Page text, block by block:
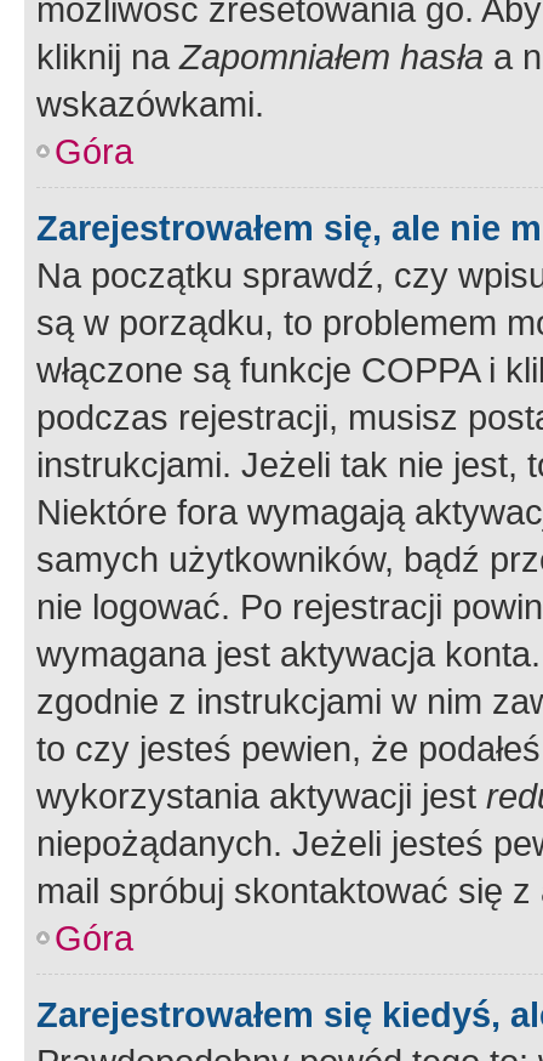
możliwość zresetowania go.
kliknij naZapomniałem hasła a
wskazówkami.
Góra
Zarejestrowałem się, ale nie
Na początku sprawdź, czy
są w porządku, to problemem
włączone są funkcje COPPA i
podczas rejestracji, musisz
instrukcjami. Jeżeli tak nie jest,
Niektóre fora wymagają
samych użytkowników, bądź
nie logować. Po rejestracji
wymagana jest aktywacja
zgodnie z instrukcjami w nim
to czy jesteś pewien, że
wykorzystania aktywacji jest
niepożądanych. Jeżeli jesteś
mail spróbuj skontaktować się
Góra
Zarejestrowałem się kiedyś,